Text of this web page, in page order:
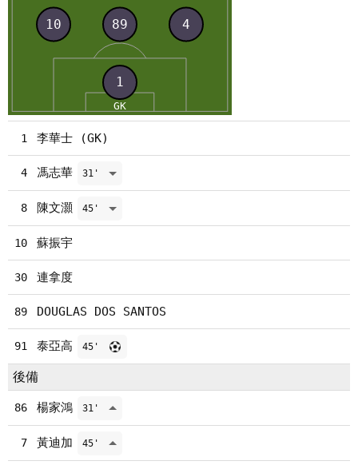
1 李華士 (GK)
4 馮志華 31'
8 陳文灝 45'
10 蘇振宇
30 連拿度
89 DOUGLAS DOS SANTOS
91 泰亞高 45'
後備
86 楊家鴻 31'
7 黃迪加 45'